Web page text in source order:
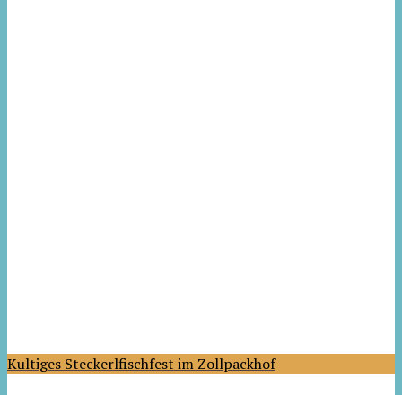
Kultiges Steckerlfischfest im Zollpackhof